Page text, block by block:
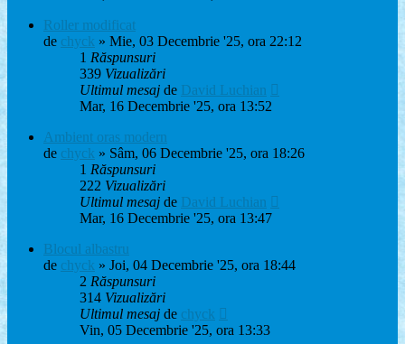
Roller modificat
de chyck » Mie, 03 Decembrie '25, ora 22:12
1 Răspunsuri
339 Vizualizări
Ultimul mesaj de David Luchian
Mar, 16 Decembrie '25, ora 13:52
Ambient oras modern
de chyck » Sâm, 06 Decembrie '25, ora 18:26
1 Răspunsuri
222 Vizualizări
Ultimul mesaj de David Luchian
Mar, 16 Decembrie '25, ora 13:47
Blocul albastru
de chyck » Joi, 04 Decembrie '25, ora 18:44
2 Răspunsuri
314 Vizualizări
Ultimul mesaj de chyck
Vin, 05 Decembrie '25, ora 13:33